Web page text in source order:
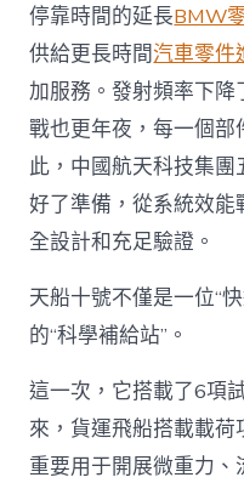
停靠時間的延長BMW
供給更長時間汽車零件
加服務。發射頻率下
戰也更年夜，每一個
此，中國航天科技集
好了準備，從系統效能
全設計和充足驗證。
天船十號不僅是一位“
的“科學補給站”。
這一次，它搭載了6項
來，貨運飛船搭載載
重要用于開展微重力